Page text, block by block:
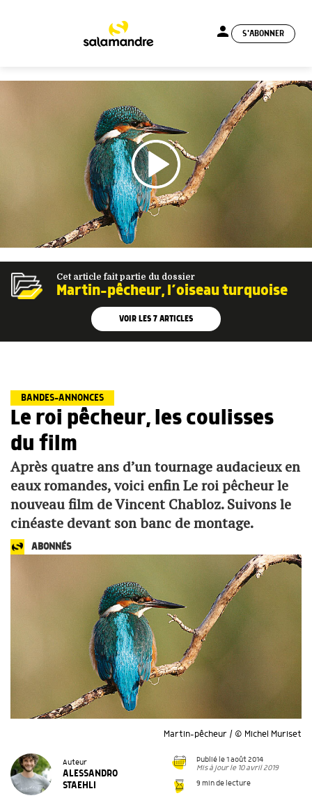
person S'ABONNER
Cet article fait partie du dossier
Martin-pêcheur, l’oiseau turquoise
VOIR LES 7 ARTICLES
BANDES-ANNONCES
Le roi pêcheur, les coulisses
du film
Après quatre ans d’un tournage audacieux en
eaux romandes, voici enfin Le roi pêcheur le
nouveau film de Vincent Chabloz. Suivons le
cinéaste devant son banc de montage.
ABONNÉS
Martin-pêcheur / © Michel Muriset
Auteur
ALESSANDRO
STAEHLI
Publié le 1 août 2014
Mis à jour le 10 avril 2019
9 min de lecture